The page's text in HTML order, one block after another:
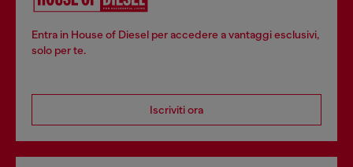
Entra in House of Diesel per accedere a vantaggi esclusivi,
solo per te.
Iscriviti ora